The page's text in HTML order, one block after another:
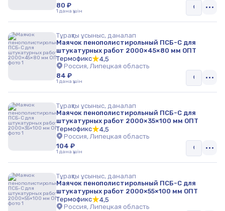
80 ₽
1 дана үшін
Тұрақты ұсыныс, даналап
Маячок пенополистирольный ПСБ-С для
штукатурных работ 2000×45×80 мм ОПТ
Термофикс
4,5
Россия, Липецкая область
84 ₽
1 дана үшін
Тұрақты ұсыныс, даналап
Маячок пенополистирольный ПСБ-С для
штукатурных работ 2000×35×100 мм ОПТ
Термофикс
4,5
Россия, Липецкая область
104 ₽
1 дана үшін
Тұрақты ұсыныс, даналап
Маячок пенополистирольный ПСБ-С для
штукатурных работ 2000×55×100 мм ОПТ
Термофикс
4,5
Россия, Липецкая область